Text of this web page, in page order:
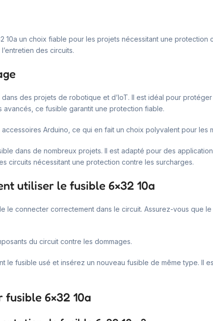
10a un choix fiable pour les projets nécessitant une
des circuits.
des projets de robotique et d’IoT. Il est idéal pour
ce fusible garantit une protection fiable.
Arduino, ce qui en fait un choix polyvalent pour les
dans de nombreux projets. Il est adapté pour des
circuits nécessitant une protection contre les surcharges.
utiliser le fusible 6×32 10a
le connecter correctement dans le circuit. Assurez-vous que
du circuit contre les dommages.
le fusible usé et insérez un nouveau fusible de même type. Il
fusible 6×32 10a